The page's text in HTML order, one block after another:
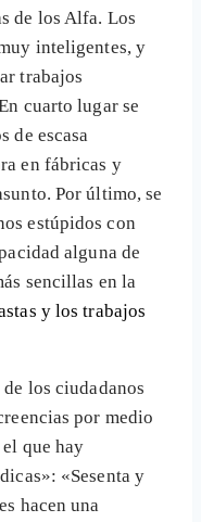
de los Alfa. Los
inteligentes, y
trabajos
cuarto lugar se
de escasa
en fábricas y
Por último, se
estúpidos con
alguna de
sencillas en la
y los trabajos
los ciudadanos
por medio
que hay
«Sesenta y
hacen una